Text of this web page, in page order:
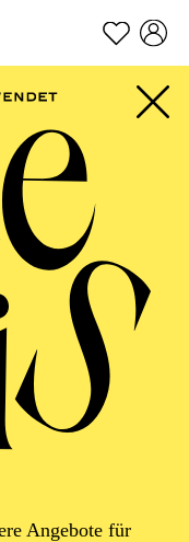
springen
Angebote für
ESSEN
ent­